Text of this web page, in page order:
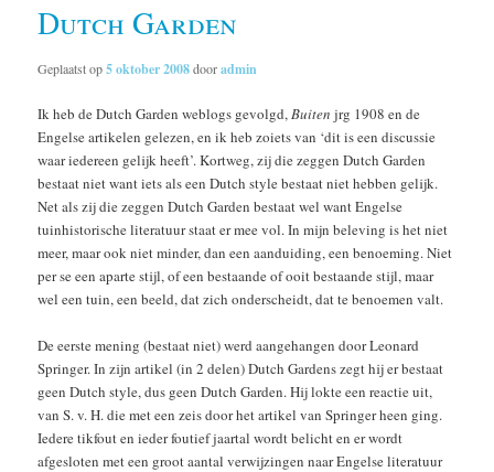
Dutch Garden
Geplaatst op5 oktober 2008dooradmin
Ik heb de Dutch Garden weblogs gevolgd,Buiten jrg 1908 en de
Engelse artikelen gelezen, en ik heb zoiets van ‘dit is een discussie
waar iedereen gelijk heeft’. Kortweg, zij die zeggen Dutch Garden
bestaat niet want iets als een Dutch style bestaat niet hebben gelijk.
Net als zij die zeggen Dutch Garden bestaat wel want Engelse
tuinhistorische literatuur staat er mee vol. In mijn beleving is het niet
meer, maar ook niet minder, dan een aanduiding, een benoeming. Niet
per se een aparte stijl, of een bestaande of ooit bestaande stijl, maar
wel een tuin, een beeld, dat zich onderscheidt, dat te benoemen valt.
De eerste mening (bestaat niet) werd aangehangen door Leonard
Springer. In zijn artikel (in 2 delen) Dutch Gardens zegt hij er bestaat
geen Dutch style, dus geen Dutch Garden. Hij lokte een reactie uit,
van S. v. H. die met een zeis door het artikel van Springer heen ging.
Iedere tikfout en ieder foutief jaartal wordt belicht en er wordt
afgesloten met een groot aantal verwijzingen naar Engelse literatuur